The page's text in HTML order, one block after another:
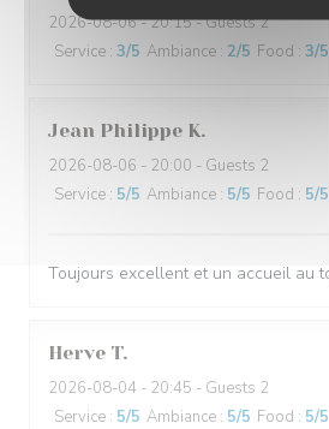
2026-08-06- 20:15 - Guests 2
Service : 3/5 Ambiance : 2/5 Food : 3/5
Jean Philippe K
2026-08-06 - 20:00 - Guests 2
Service : 5/5 Ambiance : 5/5 Food : 5/5
Toujours excellent et un accueil au
Herve T
2026-08-04 - 20:45 - Guests 2
Service : 5/5 Ambiance : 5/5 Food : 5/5